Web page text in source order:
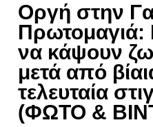
Οργή στην
Πρωτομαγιά:
να κάψουν
μετά από
τελευταία
(ΦΩΤΟ &